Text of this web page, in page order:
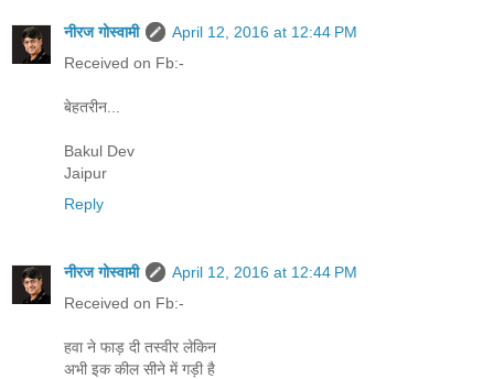
नीरज गोस्वामी
April 12, 2016 at 12:44 PM
Received on Fb:-
बेहतरीन...
Bakul Dev
Jaipur
Reply
नीरज गोस्वामी
April 12, 2016 at 12:44 PM
Received on Fb:-
हवा ने फाड़ दी तस्वीर लेकिन
अभी इक कील सीने में गड़ी है